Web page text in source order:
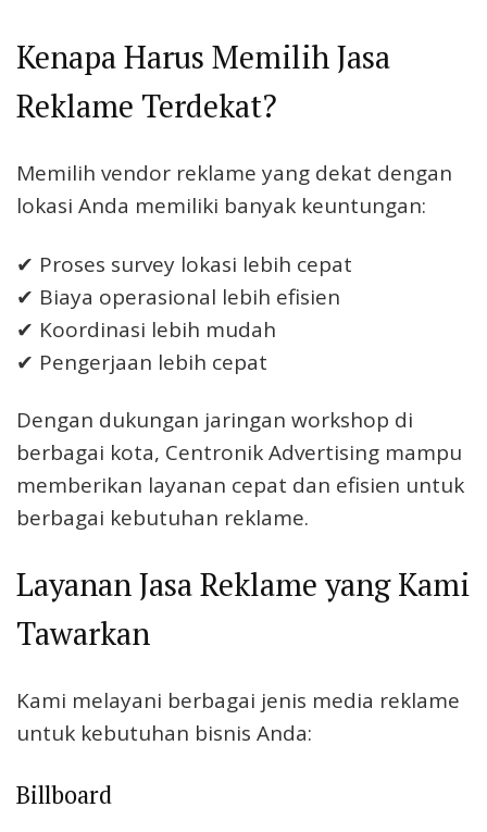
Kenapa Harus Memilih Jasa
Reklame Terdekat?
Memilih vendor reklame yang dekat dengan
lokasi Anda memiliki banyak keuntungan:
✔ Proses survey lokasi lebih cepat
✔ Biaya operasional lebih efisien
✔ Koordinasi lebih mudah
✔ Pengerjaan lebih cepat
Dengan dukungan jaringan workshop di
berbagai kota, Centronik Advertising mampu
memberikan layanan cepat dan efisien untuk
berbagai kebutuhan reklame.
Layanan Jasa Reklame yang Kami
Tawarkan
Kami melayani berbagai jenis media reklame
untuk kebutuhan bisnis Anda:
Billboard